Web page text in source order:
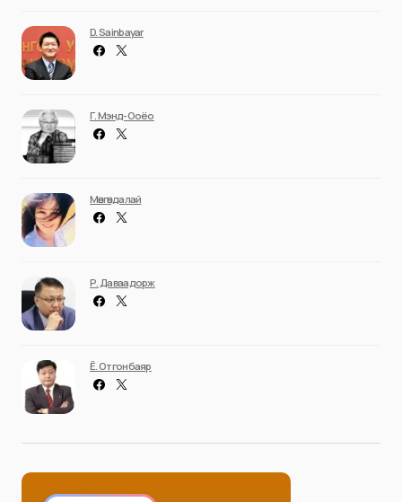
D. Sainbayar
Г. Мэнд-Ооёо
Мөнгөндалай
Р. Даваадорж
Ё. Отгонбаяр